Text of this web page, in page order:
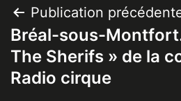
Navigation
de
l’article
Publication
Bréal-sous-
The Sherifs » de la
Radio cirque